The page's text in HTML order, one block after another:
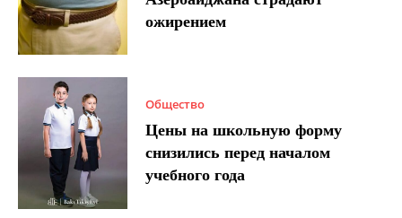
ожирением
Общество
Цены на школьную форму
снизились перед началом
учебного года